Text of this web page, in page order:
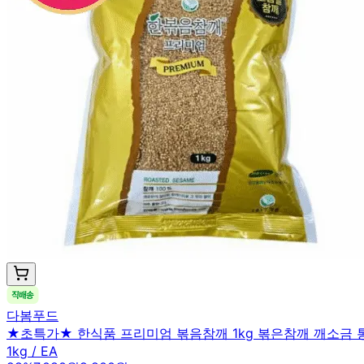
다봄푸드
★초특가★ 한식품 프리미엄 볶음참깨 1kg 볶은참깨 깨소금
1kg / EA